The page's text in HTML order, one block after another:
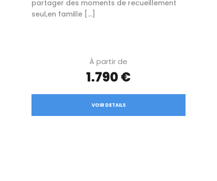
partager des moments de recueillement
seul,en famille […]
À partir de
1.790 €
VOIR DETAILS